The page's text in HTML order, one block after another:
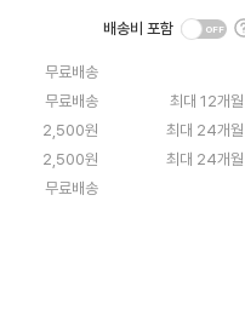
배송비 포함
툴
팁
무료배송
무료배송 최대 12개월
2,500원 최대 24개월
2,500원
최대 24개월
무료배송